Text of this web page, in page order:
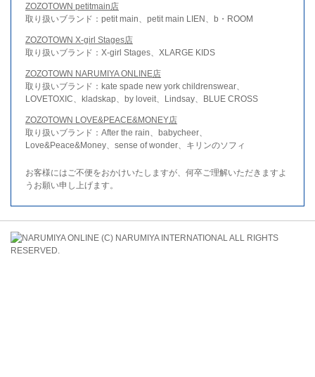
ZOZOTOWN petitmain店
取り扱いブランド：petit main、petit main LIEN、b・ROOM
ZOZOTOWN X-girl Stages店
取り扱いブランド：X-girl Stages、XLARGE KIDS
ZOZOTOWN NARUMIYA ONLINE店
取り扱いブランド：kate spade new york childrenswear、
LOVETOXIC、kladskap、by loveit、Lindsay、BLUE CROSS
ZOZOTOWN LOVE&PEACE&MONEY店
取り扱いブランド：After the rain、babycheer、
Love&Peace&Money、sense of wonder、キリンのソフィ
お客様にはご不便をおかけいたしますが、何卒ご理解いただきますよ
うお願い申し上げます。